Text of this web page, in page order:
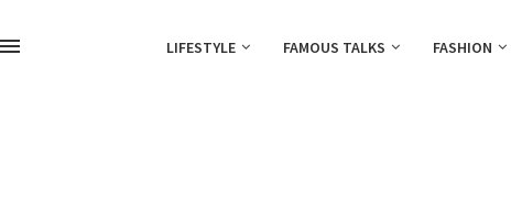
LIFESTYLE FAMOUS TALKS FASHION